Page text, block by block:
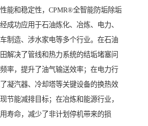
能和稳定性，CPMR®全智能防垢除垢
成功应用于石油炼化、冶炼、电力、
制造、涉水家电等多个行业。在石油
解决了管线和热力系统的结垢堵塞问
率，提升了油气输送效率；在电力行
凝汽器、冷却塔等关键设备的换热效
节能减排目标；在冶炼和能源行业，
寿命，减少了非计划停机带来的损